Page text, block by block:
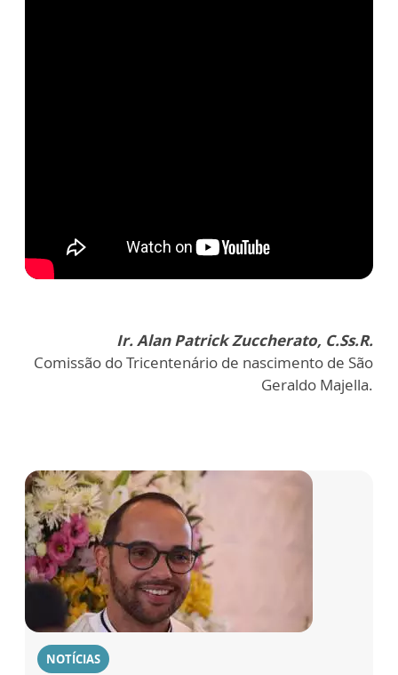
Ir. Alan Patrick Zuccherato, C.Ss.R.
Comissão do Tricentenário de nascimento de São
Geraldo Majella.
NOTÍCIAS